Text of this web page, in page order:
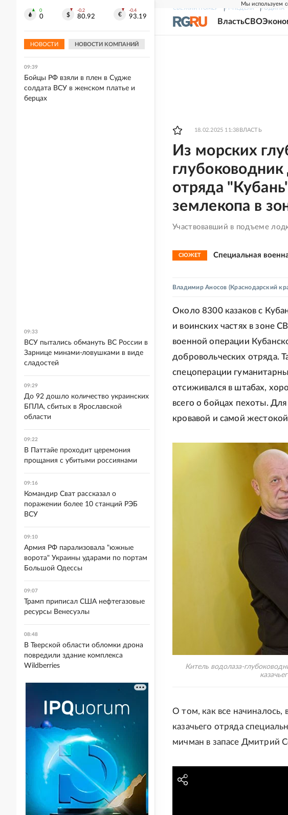
Мы используем
СВЕЖИЙ НОМЕР РГ-НЕДЕЛЯ РОДИНА
ВластьСВО
18.02.2025 11:38 ВЛАСТЬ
Из морских
отряда
землекопа в
Участвовавший в подъеме
СЮЖЕТ Специальная
Владимир Аносов (Краснодарский
Около 8300 казаков с
и воинских частях в зоне
военной операции
добровольческих отряда.
спецоперации
отсиживался в штабах,
всего о бойцах пехоты.
кровавой и самой
Китель водолаза-
О том, как все
казачьего отряда
мичман в запасе Дмитрий
0
0
-0.2
80.92
-0.4
93.19
НОВОСТИ НОВОСТИ КОМПАНИЙ
09:42
Приангарье как аварию
09:39
Бойцы РФ взяли в плен в Судже
солдата ВСУ в женском платье и
берцах
09:33
ВСУ пытались обмануть ВС России в
Зарнице минами-ловушками в виде
сладостей
09:29
До 92 дошло количество украинских
БПЛА, сбитых в Ярославской
области
09:22
В Паттайе проходит церемония
прощания с убитыми россиянами
09:16
Командир Сват рассказал о
поражении более 10 станций РЭБ
ВСУ
09:10
Армия РФ парализовала "южные
ворота" Украины ударами по портам
Большой Одессы
09:07
Трамп приписал США нефтегазовые
ресурсы Венесуэлы
08:48
В Тверской области обломки дрона
повредили здание комплекса
Wildberries